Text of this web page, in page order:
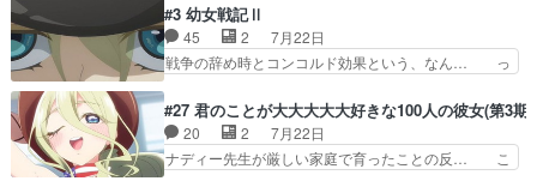
ゴリラに飽きてニワトリにス… セルリスには見守
り役が居ないとアカンね自… すみませんセルリス
萌えでした魔族の男の子…
術師学校を突如襲った魔狼はベリルとフ… 老いに
対する恐怖ね。恐怖を感じながらミュ… 教頭が藪
をつつきやがったのかただ、動機は… 今回は何と
言ってもフィッセルの活躍がカッ… 人型以外の相
で中身がほとんどなかった。… 単純単調な話にな
っちゃってて、、、え？そ… 徐々にわかってくん
のよなぁこれ以上動けな…
#3 幼女戦記Ⅱ
45 2
7月22日
戦争の辞め時とコンコルド効果という、なん… っ
アニメ『ようじょしぇんき2』本編に加… 」はち
ょっと無能過ぎんかサンプル数1やん… ターニャ
が思ってる方向に進まずこれでまた… 合衆国と帝
国で小競り合い中、同盟国が講和… 戦争は始める
#27 君のことが大大大大大好きな100人の彼女(第3期)
20 2
7月22日
ナディー先生が厳しい家庭で育ったことの反… こ